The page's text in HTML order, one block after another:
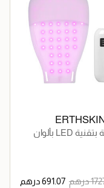
قفازات علاجية بتقنية LED بألوان
البشرة